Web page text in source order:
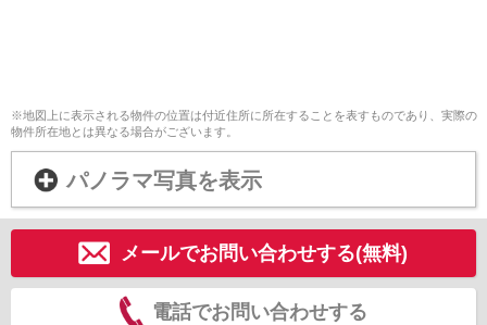
※地図上に表示される物件の位置は付近住所に所在することを表すものであり、実際の
物件所在地とは異なる場合がございます。
パノラマ写真を表示
メールでお問い合わせする(無料)
電話でお問い合わせする